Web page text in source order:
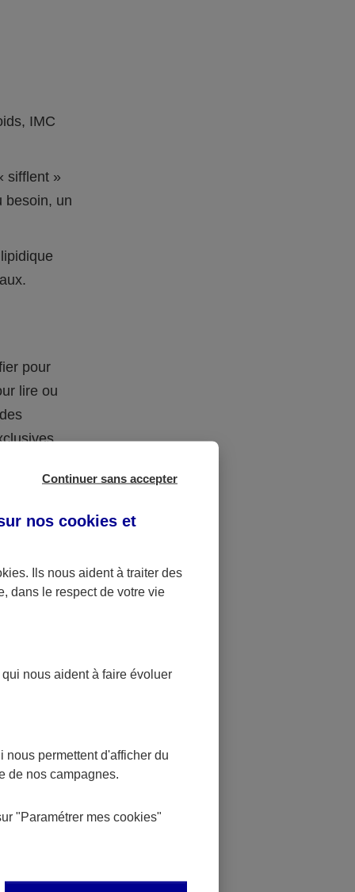
IMC
sifflent »
besoin, un
pour
lire ou
les
ne se
Continuer sans accepter
nos cookies et
. Ils nous aident à traiter des
dans le respect de votre vie
nous aident à faire évoluer
permettent d'afficher du
de nos campagnes.
"Paramétrer mes cookies"